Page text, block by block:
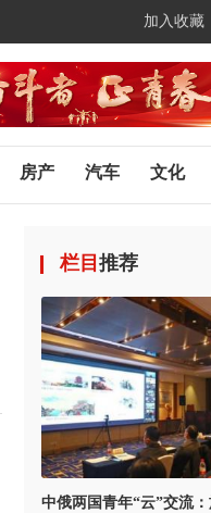
加入收藏
房产 汽车 文化
栏目 推荐
中俄两国青年“云”交流